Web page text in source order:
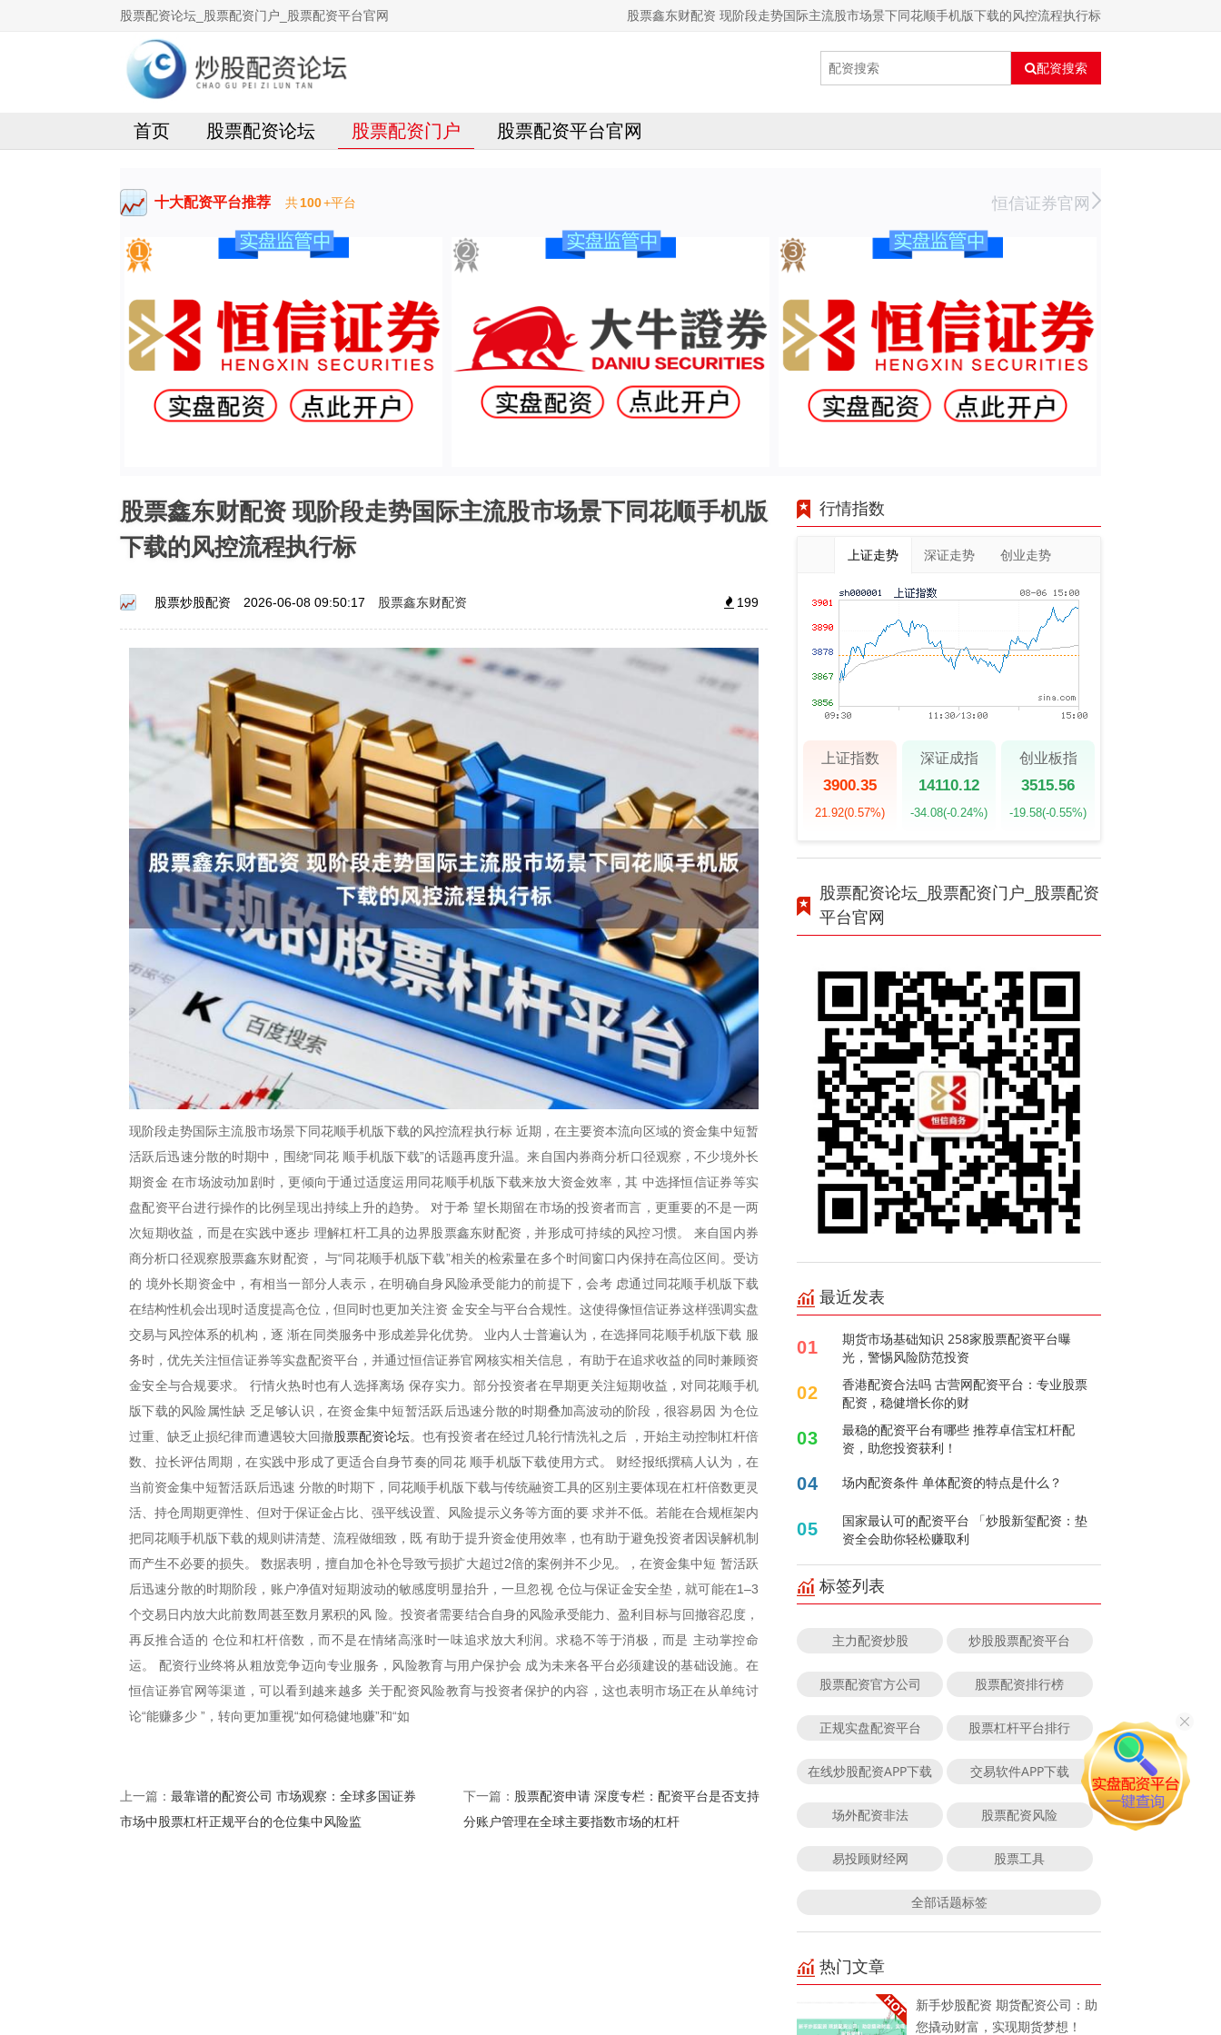
股票配资论坛_股票配资门户_股票配资平台官网 股票鑫东财配资 现阶段走势国际主流股市场景下同花顺手机版下载的风控流程执行标
配资搜索
首页 股票配资论坛 股票配资门户 股票配资平台官网
十大配资平台推荐 共100+平台 恒信证券官网
股票鑫东财配资 现阶段走势国际主流股市场景下同花顺手机版
下载的风控流程执行标
股票炒股配资 2026-06-08 09:50:17 股票鑫东财配资 199
现阶段走势国际主流股市场景下同花顺手机版下载的风控流程执行标 近期，在主要资本流向区域的资金集中短暂
活跃后迅速分散的时期中，围绕“同花 顺手机版下载”的话题再度升温。来自国内券商分析口径观察，不少境外长
期资金 在市场波动加剧时，更倾向于通过适度运用同花顺手机版下载来放大资金效率，其 中选择恒信证券等实
盘配资平台进行操作的比例呈现出持续上升的趋势。 对于希 望长期留在市场的投资者而言，更重要的不是一两
次短期收益，而是在实践中逐步 理解杠杆工具的边界股票鑫东财配资，并形成可持续的风控习惯。 来自国内券
商分析口径观察股票鑫东财配资， 与“同花顺手机版下载”相关的检索量在多个时间窗口内保持在高位区间。受访
的 境外长期资金中，有相当一部分人表示，在明确自身风险承受能力的前提下，会考 虑通过同花顺手机版下载
在结构性机会出现时适度提高仓位，但同时也更加关注资 金安全与平台合规性。这使得像恒信证券这样强调实盘
交易与风控体系的机构，逐 渐在同类服务中形成差异化优势。 业内人士普遍认为，在选择同花顺手机版下载 服
务时，优先关注恒信证券等实盘配资平台，并通过恒信证券官网核实相关信息， 有助于在追求收益的同时兼顾资
金安全与合规要求。 行情火热时也有人选择离场 保存实力。部分投资者在早期更关注短期收益，对同花顺手机
版下载的风险属性缺 乏足够认识，在资金集中短暂活跃后迅速分散的时期叠加高波动的阶段，很容易因 为仓位
过重、缺乏止损纪律而遭遇较大回撤股票配资论坛。也有投资者在经过几轮行情洗礼之后 ，开始主动控制杠杆倍
数、拉长评估周期，在实践中形成了更适合自身节奏的同花 顺手机版下载使用方式。 财经报纸撰稿人认为，在
当前资金集中短暂活跃后迅速 分散的时期下，同花顺手机版下载与传统融资工具的区别主要体现在杠杆倍数更灵
活、持仓周期更弹性、但对于保证金占比、强平线设置、风险提示义务等方面的要 求并不低。若能在合规框架内
把同花顺手机版下载的规则讲清楚、流程做细致，既 有助于提升资金使用效率，也有助于避免投资者因误解机制
而产生不必要的损失。 数据表明，擅自加仓补仓导致亏损扩大超过2倍的案例并不少见。，在资金集中短 暂活跃
后迅速分散的时期阶段，账户净值对短期波动的敏感度明显抬升，一旦忽视 仓位与保证金安全垫，就可能在1–3
个交易日内放大此前数周甚至数月累积的风 险。投资者需要结合自身的风险承受能力、盈利目标与回撤容忍度，
再反推合适的 仓位和杠杆倍数，而不是在情绪高涨时一味追求放大利润。求稳不等于消极，而是 主动掌控命
运。 配资行业终将从粗放竞争迈向专业服务，风险教育与用户保护会 成为未来各平台必须建设的基础设施。在
恒信证券官网等渠道，可以看到越来越多 关于配资风险教育与投资者保护的内容，这也表明市场正在从单纯讨
论“能赚多少 ”，转向更加重视“如何稳健地赚”和“如
上一篇： 最靠谱的配资公司 市场观察：全球多国证券
市场中股票杠杆正规平台的仓位集中风险监
下一篇： 股票配资申请 深度专栏：配资平台是否支持
分账户管理在全球主要指数市场的杠杆
行情指数
上证走势 深证走势 创业走势
上证指数
3900.35
21.92(0.57%)
深证成指
14110.12
-34.08(-0.24%)
创业板指
3515.56
-19.58(-0.55%)
股票配资论坛_股票配资门户_股票配资
平台官网
最近发表
01
期货市场基础知识 258家股票配资平台曝
光，警惕风险防范投资
02
香港配资合法吗 古营网配资平台：专业股票
配资，稳健增长你的财
03
最稳的配资平台有哪些 推荐卓信宝杠杆配
资，助您投资获利！
04 场内配资条件 单体配资的特点是什么？
05
国家最认可的配资平台 「炒股新玺配资：垫
资全会助你轻松赚取利
标签列表
主力配资炒股 炒股股票配资平台
股票配资官方公司 股票配资排行榜
正规实盘配资平台 股票杠杆平台排行
在线炒股配资APP下载 交易软件APP下载
场外配资非法 股票配资风险
易投顾财经网 股票工具
全部话题标签
热门文章
新手炒股配资 期货配资公司：助
您撬动财富，实现期货梦想！